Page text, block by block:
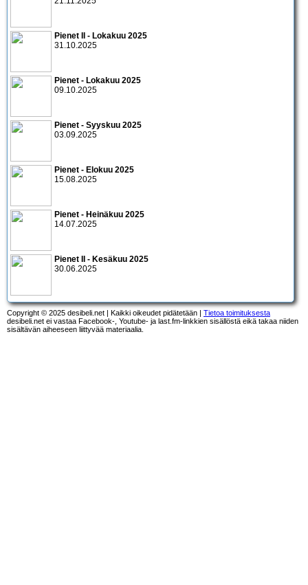
Pienet II - Lokakuu 2025
31.10.2025
Pienet - Lokakuu 2025
09.10.2025
Pienet - Syyskuu 2025
03.09.2025
Pienet - Elokuu 2025
15.08.2025
Pienet - Heinäkuu 2025
14.07.2025
Pienet II - Kesäkuu 2025
30.06.2025
Copyright © 2025 desibeli.net | Kaikki oikeudet pidätetään | Tietoa toimituksesta
desibeli.net ei vastaa Facebook-, Youtube- ja last.fm-linkkien sisällöstä eikä takaa niiden
sisältävän aiheeseen liittyvää materiaalia.